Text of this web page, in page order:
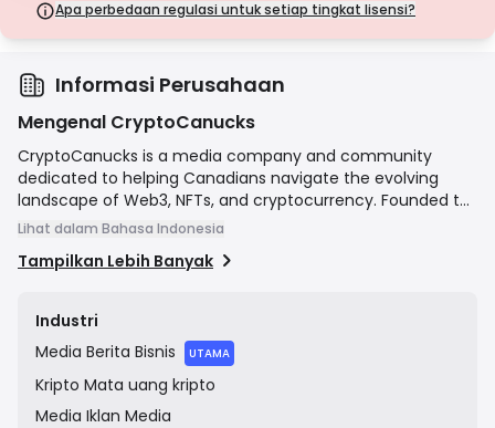
Apa perbedaan regulasi untuk setiap tingkat lisensi?
langkah keamanan.
Dari yurisdiksi dengan pengawasan minimal, lisensi ini seringkali
asuransi. Meskipun menarik untuk fleksibilitas operasional, lisensi ini
menimbulkan risiko yang lebih tinggi bagi pedagang.
Informasi Perusahaan
Mengenal CryptoCanucks
CryptoCanucks is a media company and community
dedicated to helping Canadians navigate the evolving
landscape of Web3, NFTs, and cryptocurrency. Founded to
be a trusted resource, the company produces a variety of
Their mission is to onboard the next wave of Canadians
quality information and fostering a strong community
through platforms like Discord.
Lihat dalam Bahasa Indonesia
Tampilkan Lebih Banyak
Industri
Media Berita Bisnis UTAMA
Kripto Mata uang kripto
Media Iklan Media